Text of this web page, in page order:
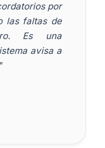
por
las faltas de
Es una
avisa a